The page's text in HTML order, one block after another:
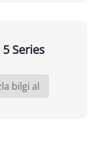
Series
bilgi al